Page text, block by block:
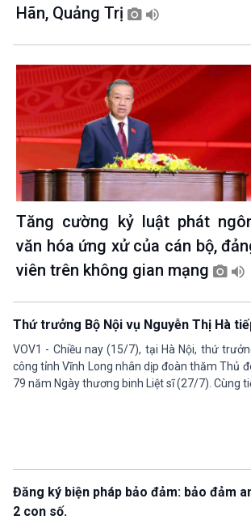
Hãn, Quảng Trị
Tăng cường kỷ luật phát
văn hóa ứng xử của cán bộ,
viên trên không gian mạng
Thứ trưởng Bộ Nội vụ Nguyễn Thị Hà
VOV1 - Chiều nay (15/7), tại Hà Nội, thứ
công tỉnh Vĩnh Long nhân dịp đoàn thăm Thủ
79 năm Ngày thương binh Liệt sĩ (27/7). Cùng
Đăng ký biện pháp bảo đảm: bảo đảm
2 con số.